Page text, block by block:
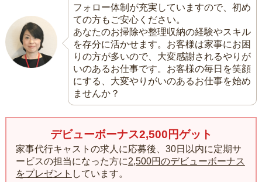
フォロー体制が充実していますので、初め
ての方もご安心ください。
あなたのお掃除や整理収納の経験やスキル
を存分に活かせます。お客様は家事にお困
りの方が多いので、大変感謝されるやりが
いのあるお仕事です。お客様の毎日を笑顔
にする、大変やりがいのあるお仕事を始め
ませんか？
デビューボーナス2,500円ゲット
家事代行キャストの求人に応募後、30日以内に定期サ
ービスの担当になった方に2,500円のデビューボーナス
をプレゼント しています。